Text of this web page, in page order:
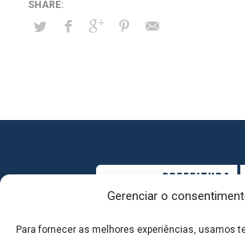
Gerenciar o
Para fornecer as melhores experiências, usamos